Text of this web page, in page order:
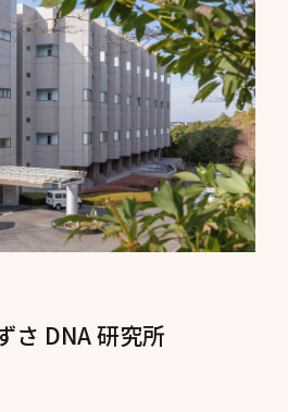
さ DNA 研究所